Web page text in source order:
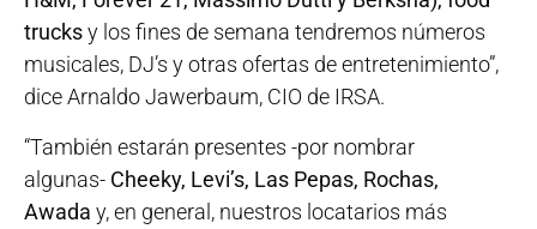
trucksy los fines de semana tendremos números
musicales, DJ’s y otras ofertas de entretenimiento”,
dice Arnaldo Jawerbaum, CIO de IRSA.
“También estarán presentes -por nombrar
algunas- Cheeky, Levi’s, Las Pepas, Rochas,
Awada y, en general, nuestros locatarios más